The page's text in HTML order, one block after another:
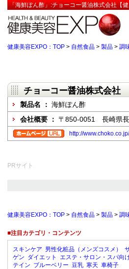
「海鮮ぽん酢」:チョーコー醤油株式会社【
健康美容EXPO：TOP > 自然食品 > 製品 > 調
チョーコー醤油株式会社
製品名 ： 海鮮ぽん酢
会社概要 ： 〒850-0051 長崎県
http://www.choko.co.jp/
PRサイト
健康美容EXPO：TOP > 自然食品 > 製品 > 調
■注目カテゴリ・コンテンツ
スキンケア 男性化粧品（メンズコスメ）
ゲン ダイエット エステ・サロン・スパ向
テイン ブルーベリー 豆乳 寒天 車椅子